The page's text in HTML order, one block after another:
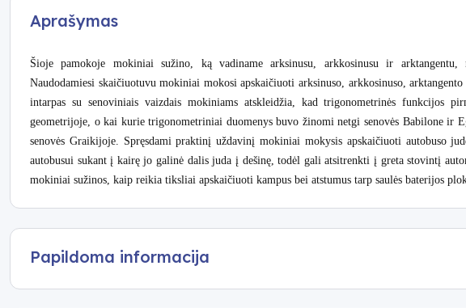
Aprašymas
Šioje pamokoje mokiniai sužino, ką vadiname arksinusu, arkkosinusu ir
Naudodamiesi skaičiuotuvu mokiniai mokosi apskaičiuoti arksinuso, arkkosinuso,
intarpas su senoviniais vaizdais mokiniams atskleidžia, kad trigonometrinės funkcijos
geometrijoje, o kai kurie trigonometriniai duomenys buvo žinomi netgi senovės Babilone ir
senovės Graikijoje. Spręsdami praktinį uždavinį mokiniai mokysis apskaičiuoti autobuso
autobusui sukant į kairę jo galinė dalis juda į dešinę, todėl gali atsitrenkti į greta stovintį
mokiniai sužinos, kaip reikia tiksliai apskaičiuoti kampus bei atstumus tarp saulės baterijos
Papildoma informacija